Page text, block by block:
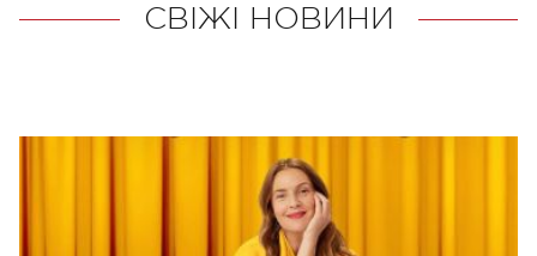
СВІЖІ НОВИНИ